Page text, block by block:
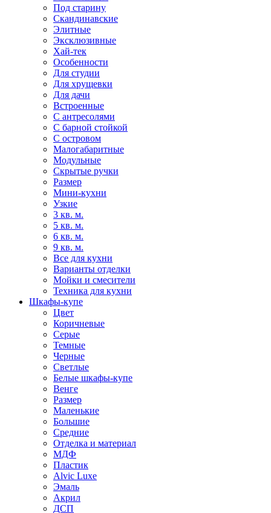
Под старину
Скандинавские
Элитные
Эксклюзивные
Хай-тек
Особенности
Для студии
Для хрущевки
Для дачи
Встроенные
С антресолями
С барной стойкой
С островом
Малогабаритные
Модульные
Скрытые ручки
Размер
Мини-кухни
Узкие
3 кв. м.
5 кв. м.
6 кв. м.
9 кв. м.
Все для кухни
Варианты отделки
Мойки и смесители
Техника для кухни
Шкафы-купе
Цвет
Коричневые
Серые
Темные
Черные
Светлые
Белые шкафы-купе
Венге
Размер
Маленькие
Большие
Средние
Отделка и материал
МДФ
Пластик
Alvic Luxe
Эмаль
Акрил
ДСП